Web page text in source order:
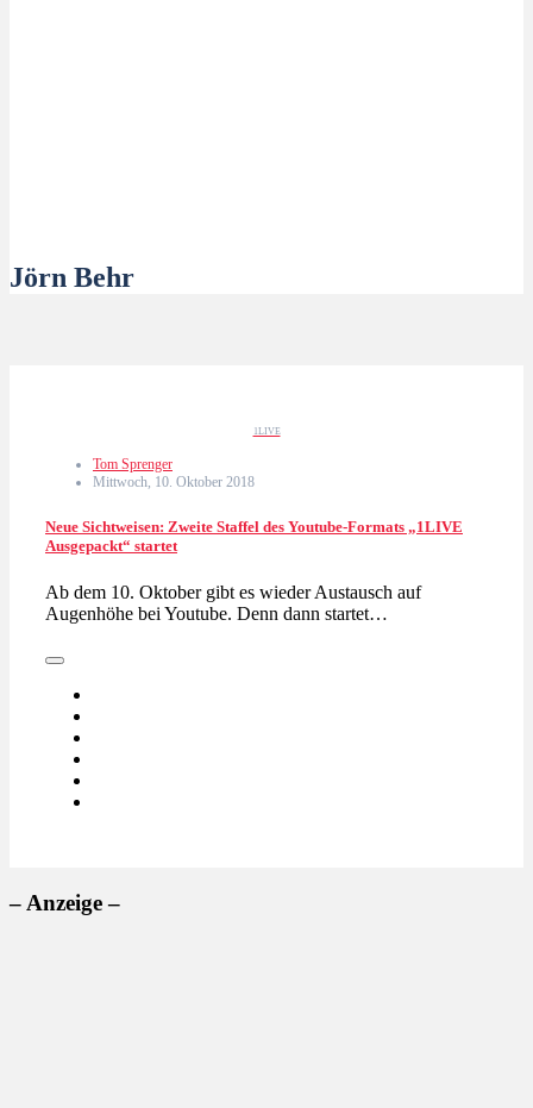
Jörn Behr
1LIVE
Tom Sprenger
Mittwoch, 10. Oktober 2018
Neue Sichtweisen: Zweite Staffel des Youtube-Formats „1LIVE
Ausgepackt“ startet
Ab dem 10. Oktober gibt es wieder Austausch auf
Augenhöhe bei Youtube. Denn dann startet…
– Anzeige –